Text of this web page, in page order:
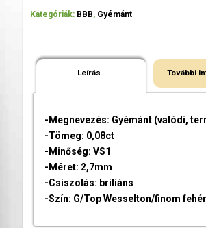
Kategóriák: BBB, Gyémánt
Leírás További
-Megnevezés: Gyémánt (valódi,
-Tömeg: 0,08ct
-Minőség: VS1
-Méret: 2,7mm
-Csiszolás: briliáns
-Szín: G/Top Wesselton/finom fehér